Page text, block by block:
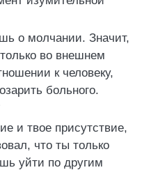
о молчании. Значит,
во внешнем
к человеку,
больного.
и твое присутствие,
что ты только
уйти по другим